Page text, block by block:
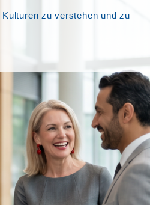
zu verstehen und zu